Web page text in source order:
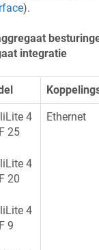
).
integratie
4
25
4
20
4
9
Ethernet